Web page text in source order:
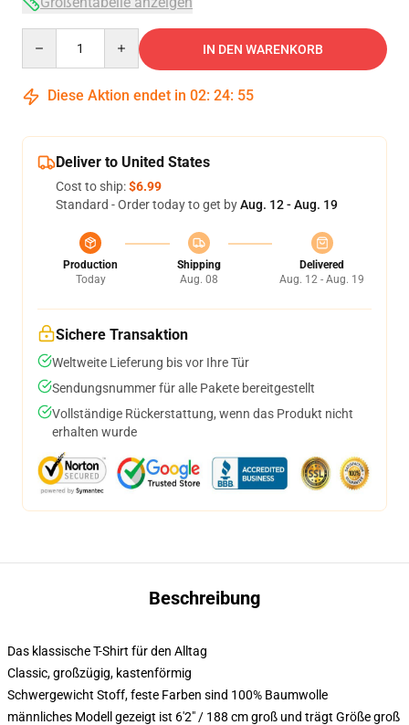
IN DEN WARENKORB
Diese Aktion endet in 02: 24: 54
Deliver to United States
Cost to ship:$6.99
Standard - Order today to get byAug. 12 - Aug. 19
Production
Today
Shipping
Aug. 08
Delivered
Aug. 12 - Aug. 19
Sichere Transaktion
Weltweite Lieferung bis vor Ihre Tür
Sendungsnummer für alle Pakete bereitgestellt
Vollständige Rückerstattung, wenn das Produkt nicht
erhalten wurde
Beschreibung
Das klassische T-Shirt für den Alltag
Classic, großzügig, kastenförmig
Schwergewicht Stoff, feste Farben sind 100% Baumwolle
männliches Modell gezeigt ist 6'2" / 188 cm groß und trägt Größe groß